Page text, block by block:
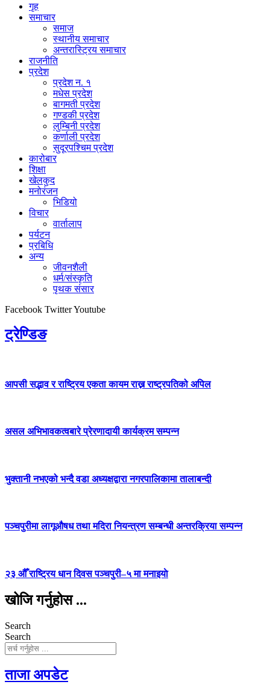
गृह
समाचार
समाज
स्थानीय समाचार
अन्तरास्ट्रिय समाचार
राजनीति
प्रदेश
प्रदेश न. १
मधेस प्रदेश
बागमती प्रदेश
गण्डकी प्रदेश
लुम्बिनी प्रदेश
कर्णाली प्रदेश
सुदूरपश्चिम प्रदेश
कारोबार
शिक्षा
खेलकुद
मनोरंजन
भिडियो
विचार
वार्तालाप
पर्यटन
प्रबिधि
अन्य
जीवनशैली
धर्म/संस्कृति
पृथक संसार
Facebook TwitterYoutube
ट्रेण्डिङ
आपसी सद्भाव र राष्ट्रिय एकता कायम राख्न राष्ट्रपतिको अपिल
असल अभिभावकत्वबारे प्रेरणादायी कार्यक्रम सम्पन्न
भुक्तानी नभएको भन्दै वडा अध्यक्षद्वारा नगरपालिकामा तालाबन्दी
पञ्चपुरीमा लागूऔषध तथा मदिरा नियन्त्रण सम्बन्धी अन्तरक्रिया सम्पन्न
२३ औँ राष्ट्रिय धान दिवस पञ्चपुरी–५ मा मनाइयाे
खोजि गर्नुहोस ...
Search
Search
ताजा अपडेट